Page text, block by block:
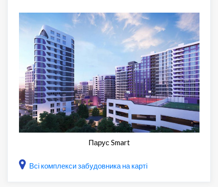
Парус Smart
Всі комплекси забудовника на карті